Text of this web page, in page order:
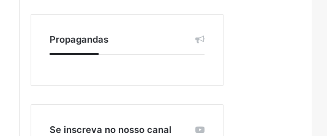
Propagandas
Se inscreva no nosso canal